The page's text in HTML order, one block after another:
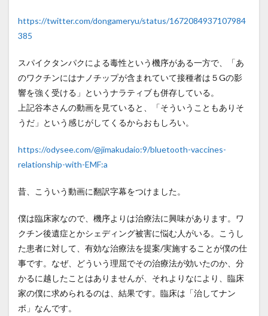
https://twitter.com/dongameryu/status/1672084937107984
385
スパイクタンパクによる毒性という機序がある一方で、「あ
のワクチンにはナノチップが含まれていて接種者は５Gの影
響を強く受ける」というナラティブも併存している。
上記谷本さんの動画を見ていると、「そういうこともありそ
うだ」という感じがしてくるからおもしろい。
https://odysee.com/@jimakudaio:9/bluetooth-vaccines-
relationship-with-EMF:a
昔、こういう動画に翻訳字幕をつけました。
僕は臨床家なので、機序よりは治療法に興味があります。ワ
クチン後遺症とかシェディング被害に悩む人がいる。こうし
た患者に対して、有効な治療法を提案/実施することが僕の仕
事です。なぜ、どういう理屈でその治療法が効いたのか、分
かるに越したことはありませんが、それよりなにより、臨床
家の僕に求められるのは、結果です。臨床は「治してナン
ボ」なんです。